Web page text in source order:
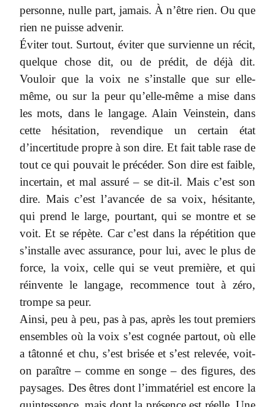
personne, nulle part, jamais. À n’être rien. Ou que
rien ne puisse advenir.
Éviter tout. Surtout, éviter que survienne un récit,
quelque chose dit, ou de prédit, de déjà dit.
Vouloir que la voix ne s’installe que sur elle-
même, ou sur la peur qu’elle-même a mise dans
les mots, dans le langage. Alain Veinstein, dans
cette hésitation, revendique un certain état
d’incertitude propre à son dire. Et fait table rase de
tout ce qui pouvait le précéder. Son dire est faible,
incertain, et mal assuré – se dit-il. Mais c’est son
dire. Mais c’est l’avancée de sa voix, hésitante,
qui prend le large, pourtant, qui se montre et se
voit. Et se répète. Car c’est dans la répétition que
s’installe avec assurance, pour lui, avec le plus de
force, la voix, celle qui se veut première, et qui
réinvente le langage, recommence tout à zéro,
trompe sa peur.
Ainsi, peu à peu, pas à pas, après les tout premiers
ensembles où la voix s’est cognée partout, où elle
a tâtonné et chu, s’est brisée et s’est relevée, voit-
on paraître – comme en songe – des figures, des
paysages. Des êtres dont l’immatériel est encore la